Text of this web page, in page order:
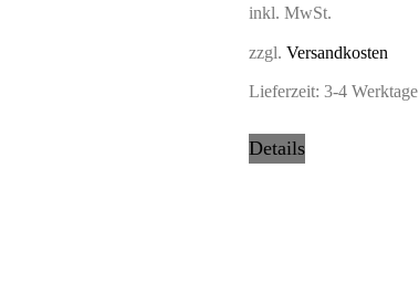
inkl. MwSt.
zzgl. Versandkosten
Lieferzeit: 3-4 Werktage
Details